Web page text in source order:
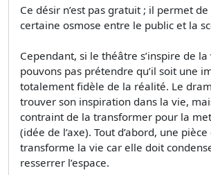
Ce désir n’est pas gratuit ; il permet
certaine osmose entre le public et la
Cependant, si le théâtre s’inspire de la
pouvons pas prétendre qu’il soit une
totalement fidèle de la réalité. Le
trouver son inspiration dans la vie,
contraint de la transformer pour la
(idée de l’axe). Tout d’abord, une
transforme la vie car elle doit
resserrer l’espace.